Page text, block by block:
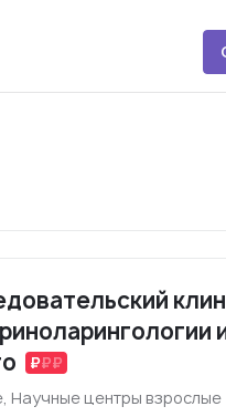
Научные центры взрослые